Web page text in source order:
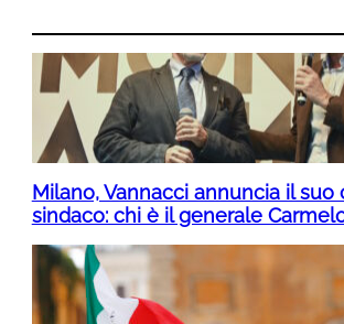
Milano, Vannacci annuncia il suo
sindaco: chi è il generale